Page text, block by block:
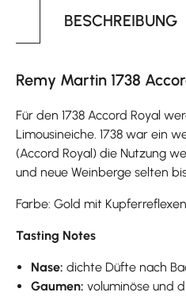
BESCHREIBUNG
Remy Martin 1738
Für den 1738 Accord Royal
Limousineiche. 1738 war ein
(Accord Royal) die Nutzung
und neue Weinberge selten
Farbe: Gold mit Kupferreflexen.
Tasting Notes
Nase: dichte Düfte nach
Gaumen: voluminöse und